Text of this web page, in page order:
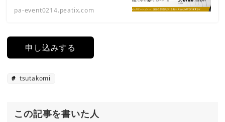
pa-event0214.peatix.com
申し込みする
tsutakomi
この記事を書いた人